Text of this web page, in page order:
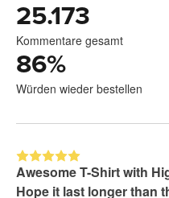
25.173
Kommentare gesamt
86%
Würden wieder bestellen
Awesome T-Shirt with
Hope it last longer than